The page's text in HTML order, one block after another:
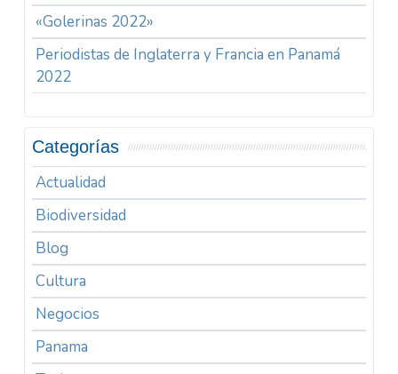
«Golerinas 2022»
Periodistas de Inglaterra y Francia en Panamá
2022
Categorías
Actualidad
Biodiversidad
Blog
Cultura
Negocios
Panama